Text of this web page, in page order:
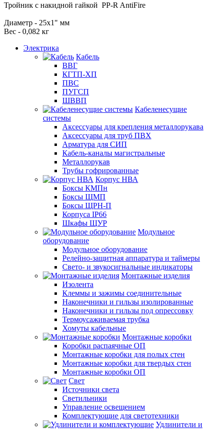
Тройник с накидной гайкой PP-R AntiFire
Диаметр - 25х1" мм
Вес - 0,082 кг
Электрика
Кабель
ВВГ
КГТП-ХП
ПВС
ПУГСП
ШВВП
Кабеленесущие
системы
Аксессуары для крепления металлорукава
Аксессуары для труб ПВХ
Арматура для СИП
Кабель-каналы магистральные
Металлорукав
Трубы гофрированные
Корпус НВА
Боксы КМПн
Боксы ЩМП
Боксы ЩРН-П
Корпуса IP66
Шкафы ЩУР
Модульное
оборудование
Модульное оборудование
Релейно-защитная аппаратура и таймеры
Свето- и звукосигнальные индикаторы
Монтажные изделия
Изолента
Клеммы и зажимы соединительные
Наконечники и гильзы изолированные
Наконечники и гильзы под опрессовку
Термоусаживаемая трубка
Хомуты кабельные
Монтажные коробки
Коробки распаячные ОП
Монтажные коробки для полых стен
Монтажные коробки для твердых стен
Монтажные коробки ОП
Свет
Источники света
Светильники
Управление освещением
Комплектующие для светотехники
Удлинители и